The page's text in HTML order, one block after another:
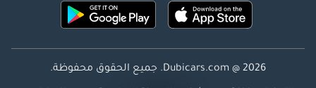
Dubicars.com @ 2026. جميع الحقوق محفوظة.